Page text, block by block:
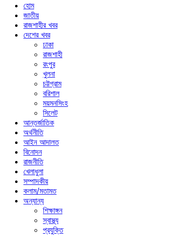
হোম
জাতীয়
রাজশাহীর খবর
দেশের খবর
ঢাকা
রাজশাহী
রংপুর
খুলনা
চট্টগ্রাম
বরিশাল
ময়মনসিংহ
সিলেট
আন্তর্জাতিক
অর্থনীতি
আইন আদালত
বিনোদন
রাজনীতি
খেলাধুলা
সম্পাদকীয়
কলাম/মতামত
অন্যান্য
শিক্ষাঙ্গন
স্বাস্থ্য
প্রযুক্তি